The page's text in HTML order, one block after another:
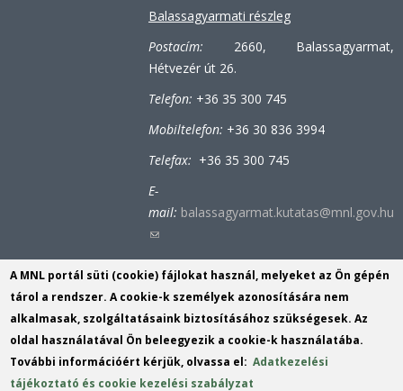
Balassagyarmati részleg
Postacím: 2660, Balassagyarmat,
Hétvezér út 26.
Telefon: +36 35 300 745
Mobiltelefon: +36 30 836 3994
Telefax: +36 35 300 745
E-
mail: balassagyarmat.kutatas@mnl.gov.hu
(link
sends
e-
mail)
Bátonyterenyei-tiribesi részleg
Postacím:3070, Bátonyterenye (Tiribes),
Bolyókpuszta 6.
Telefon:+36 32 353 152
A MNL portál süti (cookie) fájlokat használ, melyeket az Ön gépén
tárol a rendszer. A cookie-k személyek azonosítására nem
alkalmasak, szolgáltatásaink biztosításához szükségesek. Az
oldal használatával Ön beleegyezik a cookie-k használatába.
További információért kérjük, olvassa el:Adatkezelési
tájékoztató és cookie kezelési szabályzat